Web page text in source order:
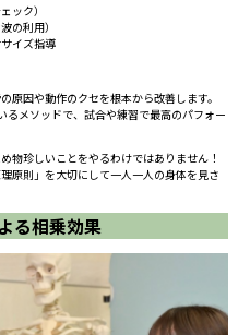
ック）
の利用）
イズ指導
原因や動作のクセを根本から改善します。
メソッドで、試合や練習で最高のパフォー
物珍しいことをやるわけではありません！
原則」を大切にして一人一人の身体を見さ
る相乗効果